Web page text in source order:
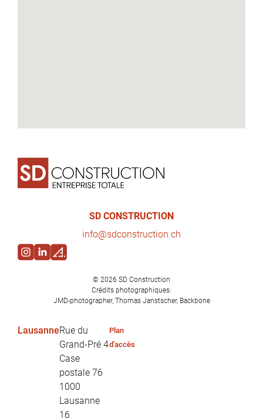
SD CONSTRUCTION
info@sdconstruction.ch
© 2026 SD Construction
Crédits photographiques:
JMD-photographer, Thomas Janstscher, Backbone
LausanneRue du
Grand-Pré 4
Case
postale 76
1000
Lausanne
16
Plan
d'accès